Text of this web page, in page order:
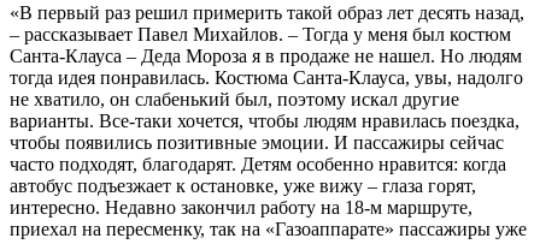
«В первый раз решил примерить такой образ лет десять назад,
– рассказывает Павел Михайлов. – Тогда у меня был костюм
Санта-Клауса – Деда Мороза я в продаже не нашел. Но людям
тогда идея понравилась. Костюма Санта-Клауса, увы, надолго
не хватило, он слабенький был, поэтому искал другие
варианты. Все-таки хочется, чтобы людям нравилась поездка,
чтобы появились позитивные эмоции. И пассажиры сейчас
часто подходят, благодарят. Детям особенно нравится: когда
автобус подъезжает к остановке, уже вижу – глаза горят,
интересно. Недавно закончил работу на 18-м маршруте,
приехал на пересменку, так на «Газоаппарате» пассажиры уже